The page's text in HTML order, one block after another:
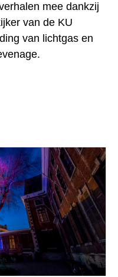
mee dankzij
van de KU
van lichtgas en